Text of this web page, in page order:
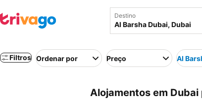
Destino
Filtros Ordenar por Preço Al
Alojamentos em